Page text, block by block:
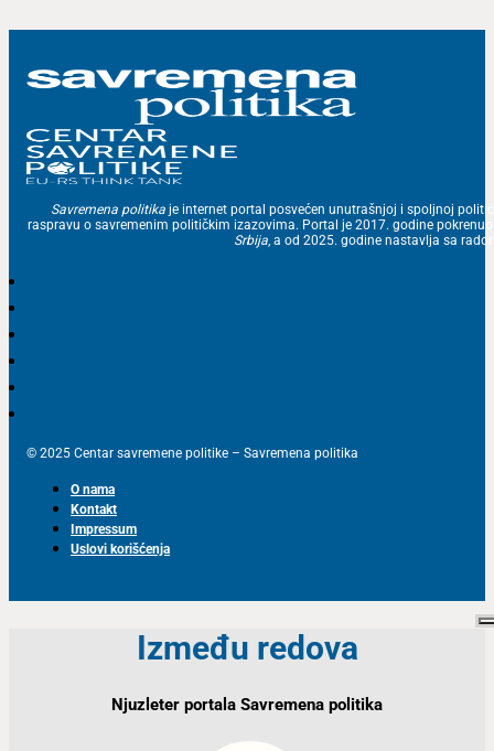
Savremena politika je internet portal posvećen unutrašnjoj i spoljnoj
raspravu o savremenim političkim izazovima. Portal je 2017. godine
Srbija, a od 2025. godine nastavlja sa
© 2025 Centar savremene politike – Savremena politika
O nama
Kontakt
Impressum
Uslovi korišćenja
Između redova
Njuzleter portala Savremena politika